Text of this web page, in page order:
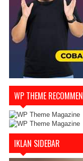
WP THEME
IKLAN SIDEBAR